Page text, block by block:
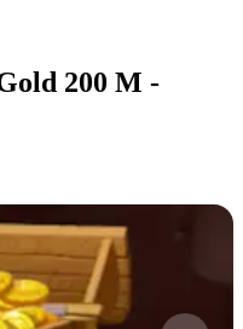
200 M -